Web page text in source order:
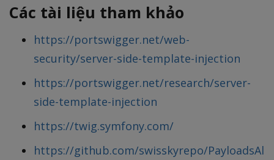
Các tài liệu tham khảo
https://portswigger.net/web-
security/server-side-template-injection
https://portswigger.net/research/server-
side-template-injection
https://twig.symfony.com/
https://github.com/swisskyrepo/PayloadsAl